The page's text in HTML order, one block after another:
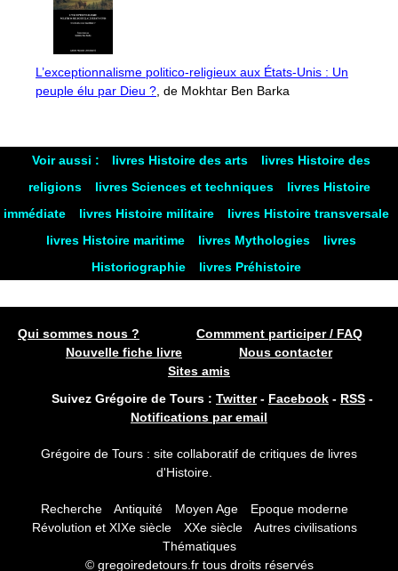
L’exceptionnalisme politico-religieux aux États-Unis : Un
peuple élu par Dieu ? , de Mokhtar Ben Barka
Voir aussi : livres Histoire des arts
livres Histoire des
religions
livres Sciences et techniques
livres Histoire
immédiate
livres Histoire militaire
livres Histoire transversale
livres Histoire maritime
livres Mythologies
livres
Historiographie
livres Préhistoire
Qui sommes nous ?
Commment participer / FAQ
Nouvelle fiche livre
Nous contacter
Sites amis
Suivez Grégoire de Tours : Twitter- Facebook - RSS -
Notifications par email
Grégoire de Tours : site collaboratif de critiques de livres
d'Histoire.
Recherche Antiquité Moyen Age
Epoque moderne
Révolution et XIXe siècle
XXe siècle
Autres civilisations
Thématiques
© gregoiredetours.fr tous droits réservés